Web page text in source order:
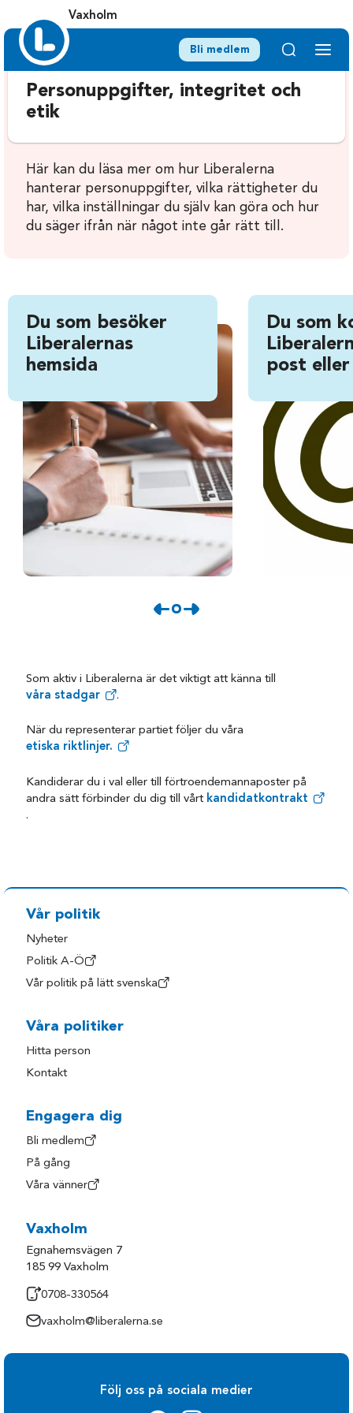
Vaxholm
Bli medlem
Personuppgifter, integritet och
etik
Här kan du läsa mer om hur Liberalerna
hanterar personuppgifter, vilka rättigheter du
har, vilka inställningar du själv kan göra och hur
du säger ifrån när något inte går rätt till.
Du som besöker
Liberalernas
hemsida
Du som
post
Som aktiv i Liberalerna är det viktigt att känna till
våra stadgar
.
När du representerar partiet följer du våra
etiska riktlinjer.
Kandiderar du i val eller till förtroendemannaposter på
andra sätt förbinder du dig till vårt kandidatkontrakt
.
Vår politik
Nyheter
Politik A-Ö
Vår politik på lätt svenska
Våra politiker
Hitta person
Kontakt
Engagera dig
Bli medlem
På gång
Våra vänner
Vaxholm
Egnahemsvägen 7
185 99 Vaxholm
0708-330564
vaxholm@liberalerna.se
Följ oss på sociala medier